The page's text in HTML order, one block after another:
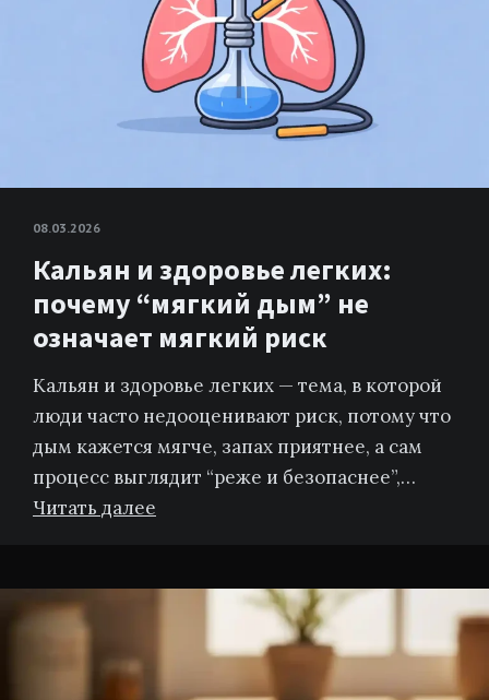
08.03.2026
Кальян и здоровье легких:
почему “мягкий дым” не
означает мягкий риск
Кальян и здоровье легких — тема, в которой
люди часто недооценивают риск, потому что
дым кажется мягче, запах приятнее, а сам
процесс выглядит “реже и безопаснее”,…
Читать далее